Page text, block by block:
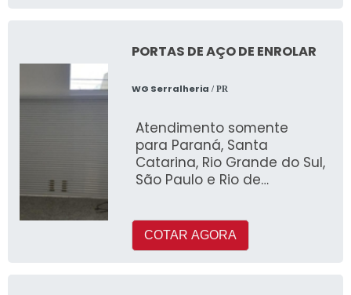
PORTAS DE AÇO DE ENROLAR
WG Serralheria / PR
Atendimento somente
para Paraná, Santa
Catarina, Rio Grande do Sul,
São Paulo e Rio de
sem d&uac
COTAR AGORA